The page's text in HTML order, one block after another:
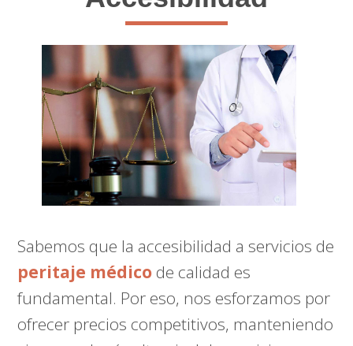
Sabemos que la accesibilidad a servicios de
peritaje médico de calidad es
fundamental. Por eso, nos esforzamos por
ofrecer precios competitivos, manteniendo